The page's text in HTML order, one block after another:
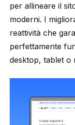
per allineare il
moderni. I
reattività che
perfettamente
desktop, tablet o